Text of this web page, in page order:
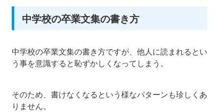
中学校の卒業文集の書き方
中学校の卒業文集の書き方ですが、他人に読まれるとい
う事を意識すると恥ずかしくなってしまう。
そのため、書けなくなるという様なパターンも珍しくあ
りません。